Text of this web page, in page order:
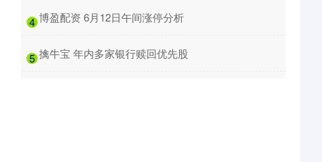
4 ​博盈配资 6月12日午间涨停分析
5 ​擒牛宝 年内多家银行赎回优先股